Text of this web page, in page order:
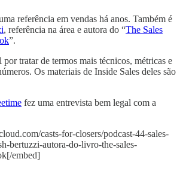
referência em vendas há anos. Também é
, referência na área e autora do “The Sales
”.
por tratar de termos mais técnicos, métricas e
Os materiais de Inside Sales deles são
fez uma entrevista bem legal com a
casts-for-closers/podcast-44-sales-
bertuzzi-autora-do-livro-the-sales-
embed]